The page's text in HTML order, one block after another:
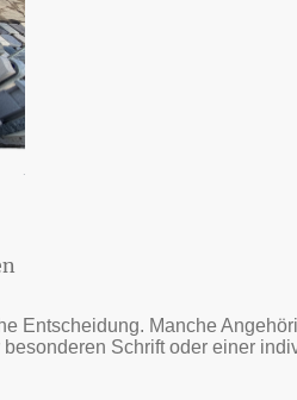
Entscheidung. Manche
Schrift oder einer